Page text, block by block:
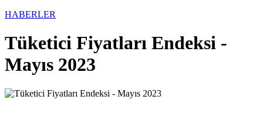
HABERLER
Tüketici Fiyatları Endeksi -
Mayıs 2023